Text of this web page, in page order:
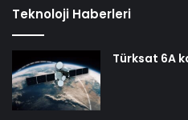
Teknoloji Haberleri
Türksat 6A